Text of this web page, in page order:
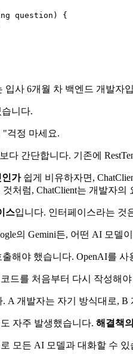
question)
{
사 6개월 차 백엔드 개발자
니다.
"걱정 마세요.
다 간단합니다. 기존에
가쉽게 비유하자면,
처럼, ChatClient는 개발자
스입니다. 인터페이스라는 것
의 Gemini든, 어떤 AI 모델
해야 했습니다. OpenAI를
드를 처음부터 다시 작성해
. A 개발자는 자기 방식대로,
자주 발생했습니다. 해결책
로 모든 AI 모델과 대화할 수 있